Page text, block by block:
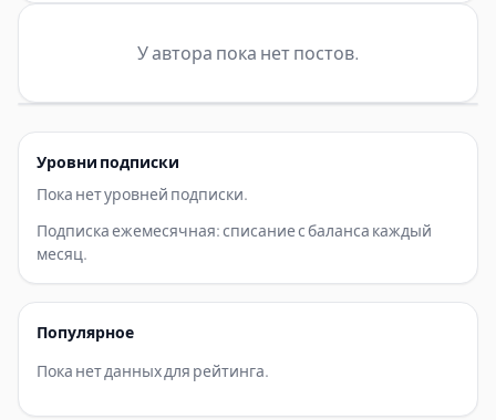
У автора пока нет постов.
Уровни подписки
Пока нет уровней подписки.
Подписка ежемесячная: списание с баланса каждый
месяц.
Популярное
Пока нет данных для рейтинга.